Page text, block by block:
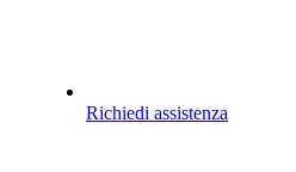
Richiedi assistenza